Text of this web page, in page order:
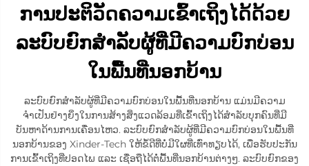
ການປະຕິວັດຄວາມເຂົ້າເຖິງໄດ້ດ້ວຍ
ລະບົບຍົກສຳລັບຜູ້ທີ່ມີຄວາມບົກບ່ອນ
ໃນພື້ນທີ່ນອກບ້ານ
ລະບົບຍົກສຳລັບຜູ້ທີ່ມີຄວາມບົກບ່ອນໃນພື້ນທີ່ນອກບ້ານ ແມ່ນມີຄວາມ
ຈຳເປັນຢ່າງຍິ່ງໃນການສ້າງສິ່ງແວດລ້ອມທີ່ເຂົ້າເຖິງໄດ້ສຳລັບບຸກຄົນທີ່ມີ
ບັນຫາດ້ານການເຄື່ອນໄຫວ. ລະບົບຍົກສຳລັບຜູ້ທີ່ມີຄວາມບົກບ່ອນໃນພື້ນທີ່
ນອກບ້ານຂອງ Xinder-Tech ໃຫ້ຂໍ້ດີທີ່ບໍ່ມີໃຜທີ່ເທົ່າທຽບໄດ້, ເພື່ອຮັບປະກັນ
ການເຂົ້າເຖິງທີ່ປອດໄພ ແລະ ເຊື່ອຖືໄດ້ຕໍ່ພື້ນທີ່ນອກບ້ານຕ່າງໆ. ລະບົບຍົກຂອງ